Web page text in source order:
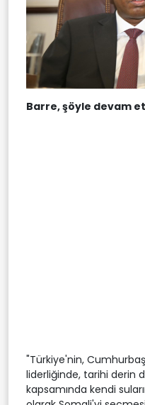
Barre, şöyle devam
"Türkiye'nin,
liderliğinde, tarihi derin
kapsamında kendi